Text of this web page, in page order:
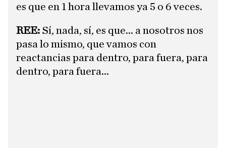
es que en 1 hora llevamos ya 5 o 6 veces.
REE: Sí, nada, sí, es que... a nosotros nos
pasa lo mismo, que vamos con
reactancias para dentro, para fuera, para
dentro, para fuera...